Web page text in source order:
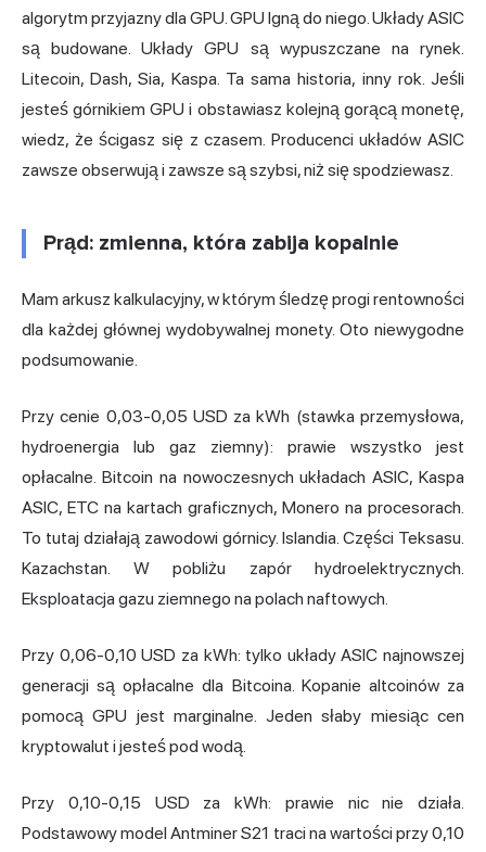
algorytm przyjazny dla GPU. GPU lgną do niego. Układy ASIC
są budowane. Układy GPU są wypuszczane na rynek.
Litecoin, Dash, Sia, Kaspa. Ta sama historia, inny rok. Jeśli
jesteś górnikiem GPU i obstawiasz kolejną gorącą monetę,
wiedz, że ścigasz się z czasem. Producenci układów ASIC
zawsze obserwują i zawsze są szybsi, niż się spodziewasz.
Prąd: zmienna, która zabija kopalnie
Mam arkusz kalkulacyjny, w którym śledzę progi rentowności
dla każdej głównej wydobywalnej monety. Oto niewygodne
podsumowanie.
Przy cenie 0,03-0,05 USD za kWh (stawka przemysłowa,
hydroenergia lub gaz ziemny): prawie wszystko jest
opłacalne. Bitcoin na nowoczesnych układach ASIC, Kaspa
ASIC, ETC na kartach graficznych, Monero na procesorach.
To tutaj działają zawodowi górnicy. Islandia. Części Teksasu.
Kazachstan. W pobliżu zapór hydroelektrycznych.
Eksploatacja gazu ziemnego na polach naftowych.
Przy 0,06-0,10 USD za kWh: tylko układy ASIC najnowszej
generacji są opłacalne dla Bitcoina. Kopanie altcoinów za
pomocą GPU jest marginalne. Jeden słaby miesiąc cen
kryptowalut i jesteś pod wodą.
Przy 0,10-0,15 USD za kWh: prawie nic nie działa.
Podstawowy model Antminer S21 traci na wartości przy 0,10